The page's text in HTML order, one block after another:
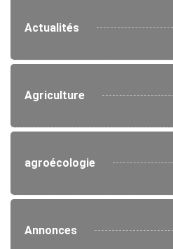
Actualités
Agriculture
agroécologie
Annonces